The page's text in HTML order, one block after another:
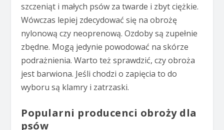
szczeniąt i małych psów za twarde i zbyt ciężkie.
Wówczas lepiej zdecydować się na obrożę
nylonową czy neoprenową. Ozdoby są zupełnie
zbędne. Mogą jedynie powodować na skórze
podrażnienia. Warto też sprawdzić, czy obroża
jest barwiona. Jeśli chodzi o zapięcia to do
wyboru są klamry i zatrzaski.
Popularni producenci obroży dla
psów